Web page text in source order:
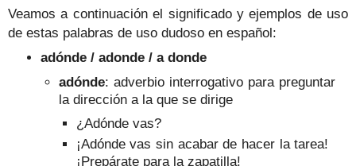
Veamos a continuación el significado y ejemplos de uso
de estas palabras de uso dudoso en español:
adónde / adonde / a donde
adónde: adverbio interrogativo para preguntar
la dirección a la que se dirige
¿Adónde vas?
¡Adónde vas sin acabar de hacer la tarea!
¡Prepárate para la zapatilla!